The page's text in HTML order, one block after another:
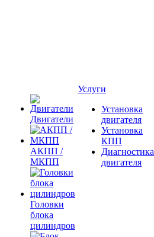
Двигатели
АКПП /
МКПП
Головки
блока
цилиндров
Услуги
Установка
двигателя
Установка
КПП
Диагностика
двигателя